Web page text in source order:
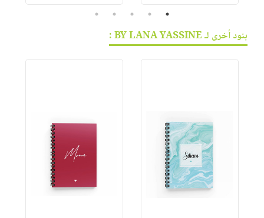
1
2
3
4
5
بنود أخرى لـ BY LANA YASSINE :